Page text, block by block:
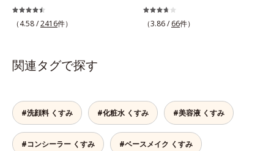
あらわれること*7 L-アスコルビン
酸 2-グルコシド*8 L-アスコルビン
など※ウォッシュには高圧処理ビタ
80％とアンズ果汁で保湿効果も。化
粧のりの悪さやくすみなどを、一気
ル」は毎日の洗顔では落とせない溜
まった角質を、くるくるなじませる
アンズ果汁で、角質を自然にはがれ
やすく浮かせてから、「消しゴム」
のようにポロポロに巻き込んで取り
除きます。水を利用して取り除く仕
（4.58 /2416件）
ビに良くないのではないかと心配に
なりがち。しかし何も塗らないと、
で、“ニキビをケアしたい”と“肌をキ
レイに見せたい”が同時に叶えられ
ます。ピンク味のあるベージュ色
で、塗るとくすみがさっと払われ、
（3.86 / 66件）
関連タグで探す
#洗顔料 くすみ #化粧水 くすみ #美容液 くすみ
#コンシーラー くすみ #ベースメイク くすみ